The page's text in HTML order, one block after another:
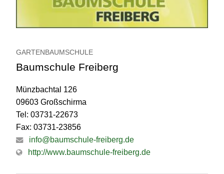
GARTENBAUMSCHULE
Baumschule Freiberg
Münzbachtal 126
09603 Großschirma
Tel: 03731-22673
Fax: 03731-23856
info@baumschule-freiberg.de
http://www.baumschule-freiberg.de